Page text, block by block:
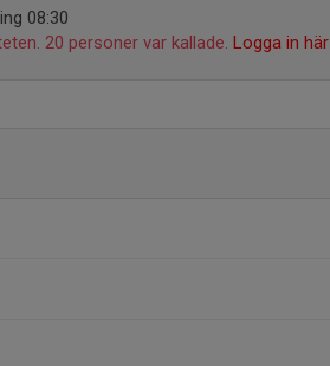
08:30
20 personer var kallade. Logga in här